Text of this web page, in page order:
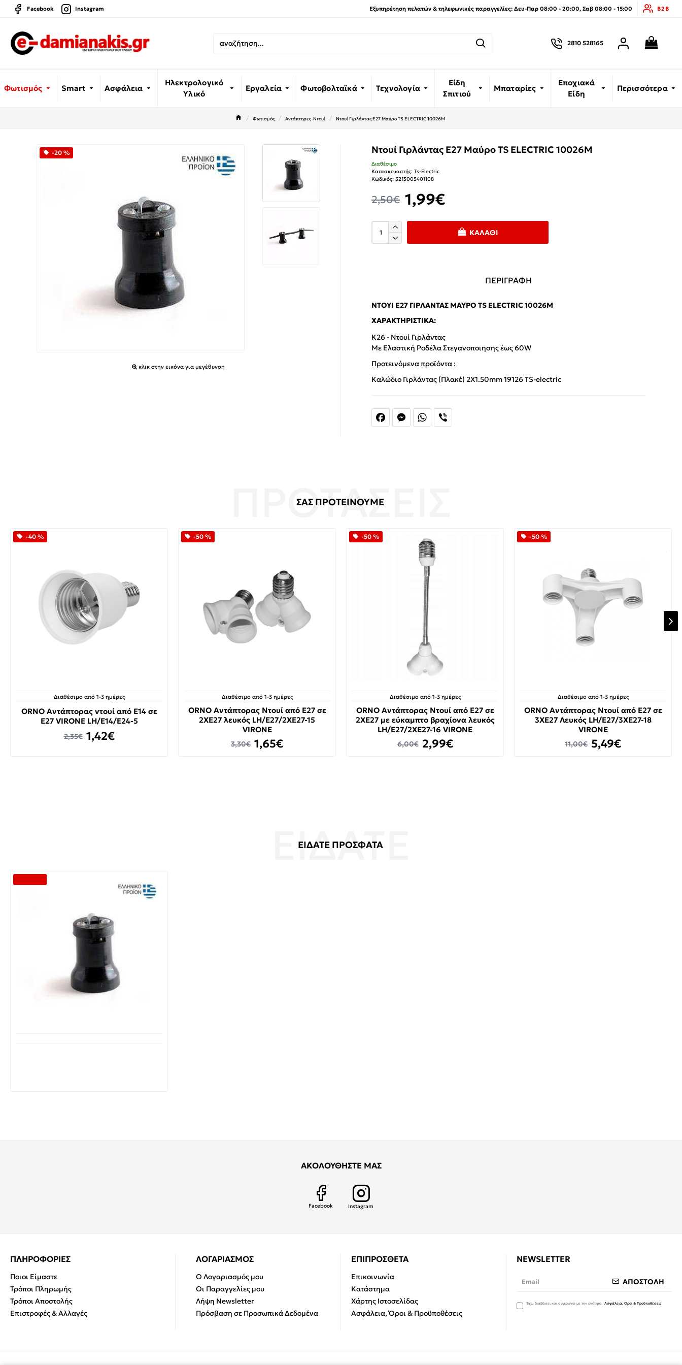
Facebook Instagram Εξυπηρέτηση πελατών & τηλεφωνικές παραγγελίες: Δευ-Παρ 08:00 - 20:00, Σαβ 08:00 - 15:00 B2B
2810 528165
Φωτισμός Smart Ασφάλεια
Ηλεκτρολογικό
Υλικό
Εργαλεία Φωτοβολταϊκά Τεχνολογία
Είδη
Σπιτιού
Μπαταρίες
Εποχιακά
Είδη
Περισσότερα
Φωτισμός Αντάπτορες-Ντουί Ντουί Γιρλάντας E27 Μαύρο TS ELECTRIC 10026M
-20 %
κλικ στην εικόνα για μεγέθυνση
Ντουί Γιρλάντας E27 Μαύρο TS ELECTRIC 10026M
1,99€
2,50€
Διαθέσιμο
Κατασκευαστής: Ts-Electric
Κωδικός: 5213005401108
ΚΑΛΆΘΙ
FacebookMessengerWhatsApp
ΠΕΡΙΓΡΑΦΗ
ΝΤΟΥΊ Ε27 ΓΙΡΛΆΝΤΑΣ ΜΑΎΡΟ TS ELECTRIC 10026M
ΧΑΡΑΚΤΗΡΙΣΤΙΚΆ:
Κ26 - Ντουί Γιρλάντας
Με Ελαστική Ροδέλα Στεγανοποιησης έως 60W
Προτεινόμενα προϊόντα :
Καλώδιο Γιρλάντας (Πλακέ) 2X1.50mm 19126 TS-electric
ΣΑΣ ΠΡΟΤΕΙΝΟΥΜΕ
-40 %
Διαθέσιμο από 1-3 ημέρες
ORNO Αντάπτορας ντουί από E14 σε
E27 VIRONE LH/E14/E24-5
1,42€
2,35€
-50 %
Διαθέσιμο από 1-3 ημέρες
ORNO Αντάπτορας Ντουί από Ε27 σε
2ΧΕ27 λευκός LH/E27/2XE27-15
VIRONE
1,65€
3,30€
-50 %
Διαθέσιμο από 1-3 ημέρες
ORNO Αντάπτορας Ντουί από Ε27 σε
2ΧΕ27 με εύκαμπτο βραχίονα λευκός
LH/E27/2XE27-16 VIRONE
2,99€
6,00€
-50 %
Διαθέσιμο από 1-3 ημέρες
ORNO Αντάπτορας Ντουί από Ε27 σε
3ΧΕ27 Λευκός LH/E27/3XE27-18
VIRONE
5,49€
11,00€
ΕΙΔΑΤΕ ΠΡΟΣΦΑΤΑ
ΑΚΟΛΟΥΘΗΣΤΕ ΜΑΣ
Facebook Instagram
ΠΛΗΡΟΦΟΡΙΕΣ
Ποιοι Είμαστε
Τρόποι Πληρωμής
Τρόποι Αποστολής
Επιστροφές & Αλλαγές
ΛΟΓΑΡΙΑΣΜΟΣ
Ο Λογαριασμός μου
Οι Παραγγελίες μου
Λήψη Newsletter
Πρόσβαση σε Προσωπικά Δεδομένα
ΕΠΙΠΡΟΣΘΕΤΑ
Επικοινωνία
Κατάστημα
Χάρτης Ιστοσελίδας
Ασφάλεια, Όροι & Προϋποθέσεις
NEWSLETTER
ΑΠΟΣΤΟΛΗ
Έχω διαβάσει και συμφωνώ με την ενότητα Ασφάλεια, Όροι & Προϋποθέσεις